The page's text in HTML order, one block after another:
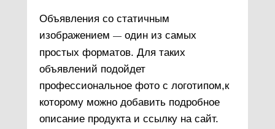
Объявления со статичным
изображением — один из самых
простых форматов. Для таких
объявлений подойдет
профессиональное фото с логотипом,к
которому можно добавить подробное
описание продукта и ссылку на сайт.